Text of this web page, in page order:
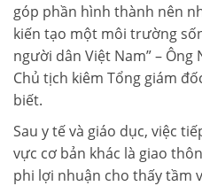
góp phần hình thành nên
kiến tạo một môi trường
người dân Việt Nam” – Ông
Chủ tịch kiêm Tổng giám
biết.
Sau y tế và giáo dục, việc
vực cơ bản khác là giao
phi lợi nhuận cho thấy tầm